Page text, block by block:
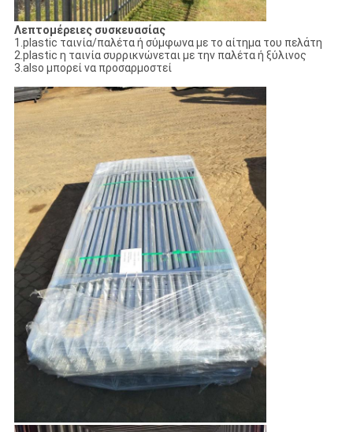
Λεπτομέρειες συσκευασίας
1.plastic ταινία/παλέτα ή σύμφωνα με το αίτημα του πελάτη
2.plastic η ταινία συρρικνώνεται με την παλέτα ή ξύλινος
3.also μπορεί να προσαρμοστεί